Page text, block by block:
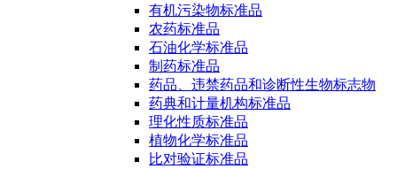
有机污染物标准品
农药标准品
石油化学标准品
制药标准品
药品、违禁药品和诊断性生物标志物
药典和计量机构标准品
理化性质标准品
植物化学标准品
比对验证标准品